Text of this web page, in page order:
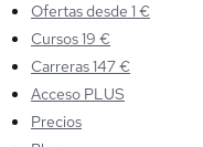
Ofertas desde 1 €
Cursos 19 €
Carreras 147 €
Acceso PLUS
Precios